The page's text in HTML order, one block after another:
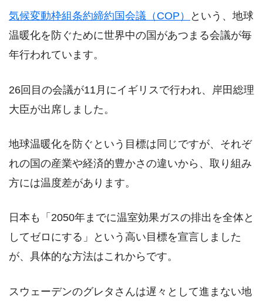
気候変動枠組条約締約国会議（COP）
という、地球
温暖化を防ぐために世界中の国があつまる会議が毎
年行われています。
26回目の会議が11月にイギリスで行われ、岸田総理
大臣が出席しました。
地球温暖化を防ぐという目標は同じですが、それぞ
れの国の産業や経済的豊かさの違いから、取り組み
方には温度差があります。
日本も「2050年までに温室効果ガスの排出を全体と
してゼロにする」という高い目標を宣言しました
が、具体的な方法はこれからです。
スウェーデンのグレタさんは遅々として進まない地